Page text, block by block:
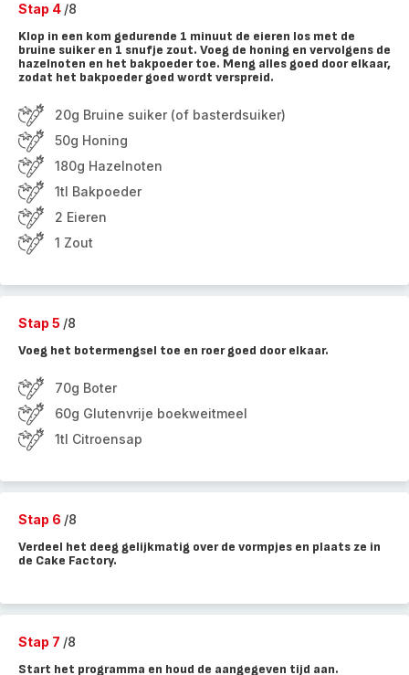
Stap 4 /8
Klop in een kom gedurende 1 minuut de eieren los met de
bruine suiker en 1 snufje zout. Voeg de honing en vervolgens de
hazelnoten en het bakpoeder toe. Meng alles goed door elkaar,
zodat het bakpoeder goed wordt verspreid.
20g Bruine suiker (of basterdsuiker)
50g Honing
180g Hazelnoten
1tl Bakpoeder
2 Eieren
1 Zout
Stap 5 /8
Voeg het botermengsel toe en roer goed door elkaar.
70g Boter
60g Glutenvrije boekweitmeel
1tl Citroensap
Stap 6 /8
Verdeel het deeg gelijkmatig over de vormpjes en plaats ze in
de Cake Factory.
Stap 7 /8
Start het programma en houd de aangegeven tijd aan.